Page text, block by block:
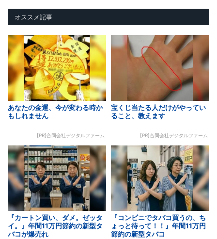
オススメ記事
あなたの金運、今が変わる時か
もしれません
[PR]合同会社デジタルファーム
宝くじ当たる人だけがやってい
ること、教えます
[PR]合同会社デジタルファーム
『カートン買い、ダメ。ゼッタ
イ。』年間11万円節約の新型タ
バコが爆売れ
『コンビニでタバコ買うの、ち
ょっと待って！！』年間11万円
節約の新型タバコ